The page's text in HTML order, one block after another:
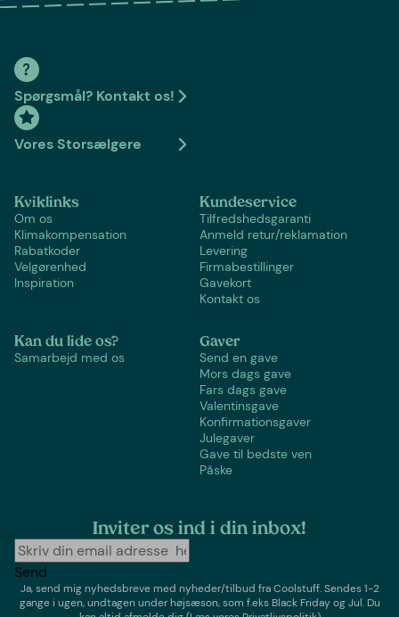
Spørgsmål? Kontakt os!
Vores Storsælgere
Kviklinks
Om os
Klimakompensation
Rabatkoder
Velgørenhed
Inspiration
Kundeservice
Tilfredshedsgaranti
Anmeld retur/reklamation
Levering
Firmabestillinger
Gavekort
Kontakt os
Kan du lide os?
Samarbejd med os
Gaver
Send en gave
Mors dags gave
Fars dags gave
Valentinsgave
Konfirmationsgaver
Julegaver
Gave til bedste ven
Påske
Inviter os ind i din inbox!
Send
Ja, send mig nyhedsbreve med nyheder/tilbud fraCoolstuff. Sendes 1-2
gange i ugen,undtagen under højsæson, som f.eks Black Friday og Jul. Du